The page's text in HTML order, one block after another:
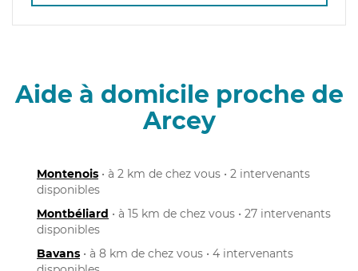
Aide à domicile proche de
Arcey
Montenois • à 2 km de chez vous • 2 intervenants
disponibles
Montbéliard • à 15 km de chez vous • 27 intervenants
disponibles
Bavans • à 8 km de chez vous • 4 intervenants